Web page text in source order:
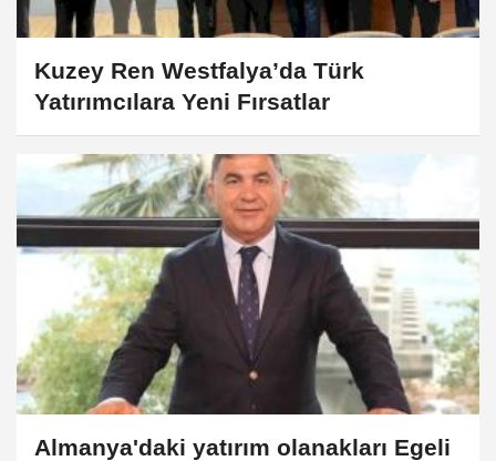
Kuzey Ren Westfalya’da Türk
Yatırımcılara Yeni Fırsatlar
Almanya'daki yatırım olanakları Egeli